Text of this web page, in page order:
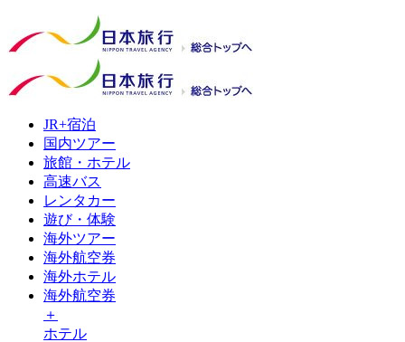
JR+宿泊
国内ツアー
旅館・ ホテル
高速バス
レンタ カー
遊び・ 体験
海外ツアー
海外航空券
海外ホテル
海外航空券
＋
ホテル